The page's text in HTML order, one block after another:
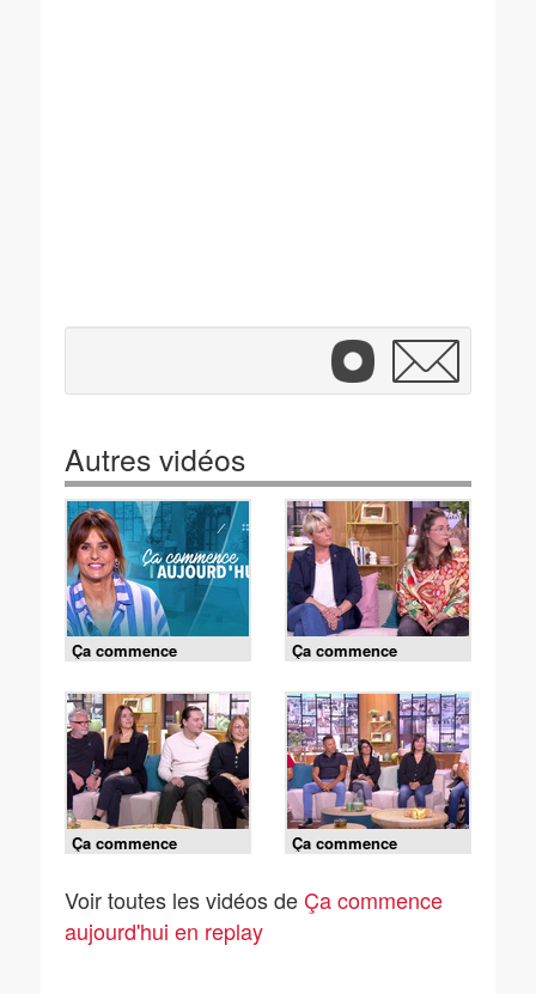
Autres vidéos
Ça commence
aujourd'hui -
07/08/2026
Ça commence
aujourd'hui -
06/08/2026
Ça commence
aujourd'hui -
Ça commence
aujourd'hui -
Voir toutes les vidéos de Ça commence
aujourd'hui en replay